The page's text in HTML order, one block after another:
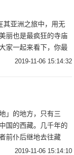
其亚洲之旅中，用无
丽也是最疯狂的寺庙
家一起来看下，你最
在评论区交流！#1 泰
2019-11-06 15:14:32
」的地方，只有三
国的西藏。几千年的
前仆后继地去往藏
步一磕，俯身下去，
2019-11-06 15:14:10